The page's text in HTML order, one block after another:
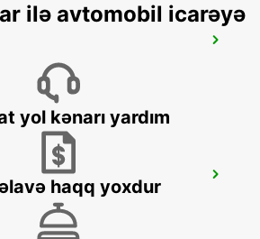
SELF CHECKOUT
TERMINAL 2B *RY*
ilə avtomobil icarəyə
yol kənarı yardım
haqq yoxdur